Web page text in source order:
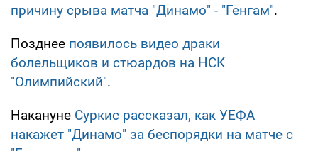
причину срыва матча "Динамо" - "Генгам".
Позднее появилось видео драки
болельщиков и стюардов на НСК
"Олимпийский".
Накануне Суркис рассказал, как УЕФА
накажет "Динамо" за беспорядки на матче с